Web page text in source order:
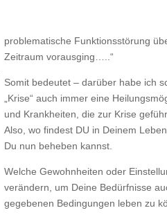
problematische Funktionsstörung
Zeitraum vorausging…..“
Somit bedeutet – darüber habe ich
„Krise“ auch immer eine
und Krankheiten, die zur Krise
Also, wo findest DU in Deinem
Du nun beheben kannst.
Welche Gewohnheiten oder
verändern, um Deine Bedürfnisse
gegebenen Bedingungen leben zu